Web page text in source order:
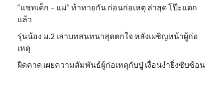
“แชทเด็ก – แม่” ท้าทายกัน ก่อนก่อเหตุ ล่าสุด โป๊ะแตก
แล้ว
รุ่นน้อง ม.2 เล่าบทสนทนาสุดตกใจ หลังเผชิญหน้าผู้ก่อ
เหตุ
ผิดคาด เผยความสัมพันธ์ผู้ก่อเหตุกับปู่ เงื่อนงำยิ่งซับซ้อน